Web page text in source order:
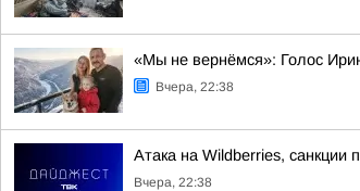
«Мы не вернёмся»: Голос
Вчера, 22:38
Атака на Wildberries, санкции
Вчера, 22:38